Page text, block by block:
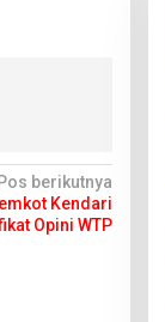
Pos berikutnya
Kendari
Opini WTP